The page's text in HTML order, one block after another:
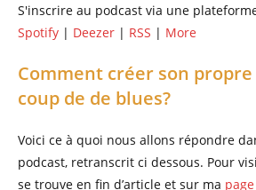
S'inscrire au podcast via une
Spotify | Deezer | RSS | More
Comment créer son
coup de de blues?
Voici ce à quoi nous allons répondre
podcast, retranscrit ci dessous. Pour
se trouve en fin d’article et sur ma